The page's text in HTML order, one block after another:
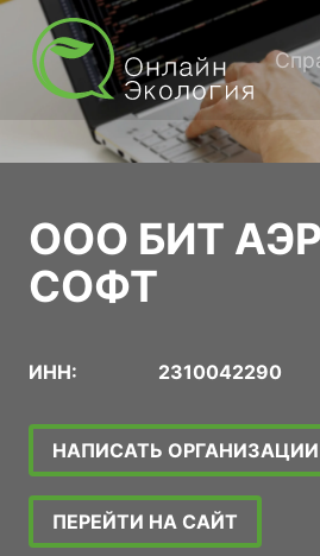
ООО БИТ
СОФТ
ИНН: 2310042290
НАПИСАТЬ ОРГАНИЗАЦИИ
ПЕРЕЙТИ НА САЙТ